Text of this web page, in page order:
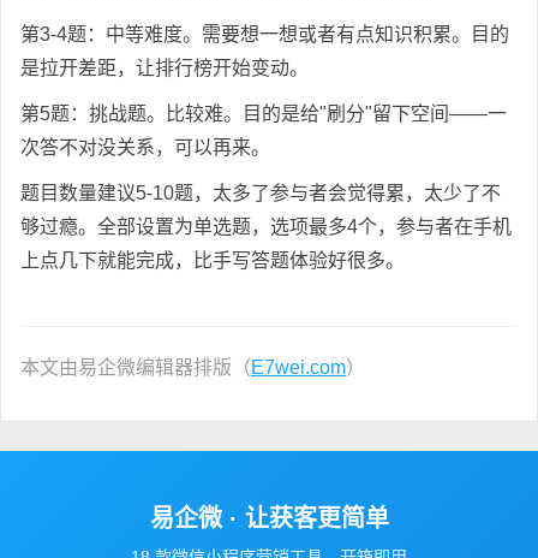
第3-4题：中等难度。需要想一想或者有点知识积累。目的
是拉开差距，让排行榜开始变动。
第5题：挑战题。比较难。目的是给"刷分"留下空间——一
次答不对没关系，可以再来。
题目数量建议5-10题，太多了参与者会觉得累，太少了不
够过瘾。全部设置为单选题，选项最多4个，参与者在手机
上点几下就能完成，比手写答题体验好很多。
本文由易企微编辑器排版（E7wei.com）
易企微 · 让获客更简单